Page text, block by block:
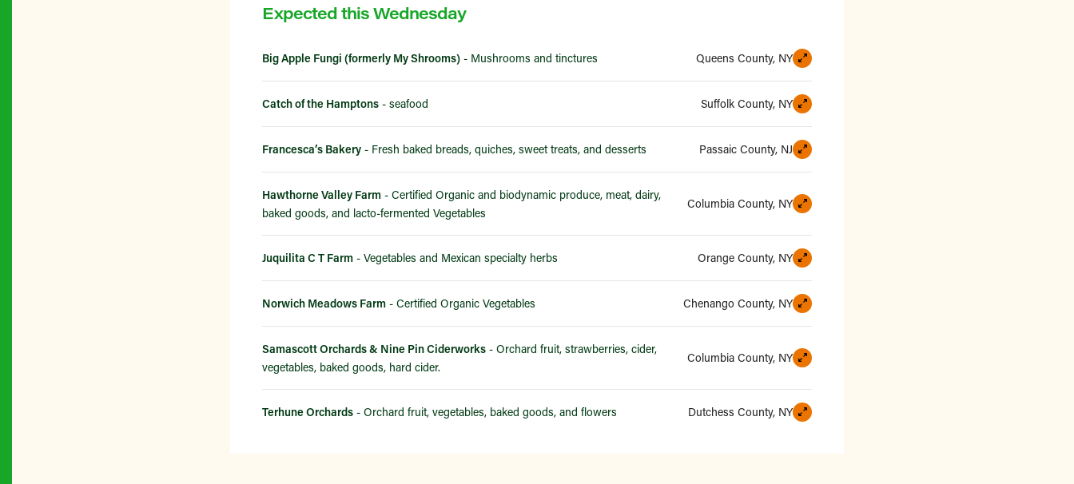
Expected this Wednesday
Big Apple Fungi (formerly My Shrooms) - Mushrooms and tinctures Queens County, NY
Catch of the Hamptons - seafood Suffolk County, NY
Francesca’s Bakery - Fresh baked breads, quiches, sweet treats, and desserts Passaic County, NJ
Hawthorne Valley Farm - Certified Organic and biodynamic produce, meat, dairy,
baked goods, and lacto-fermented Vegetables
Columbia County, NY
Juquilita C T Farm - Vegetables and Mexican specialty herbs Orange County, NY
Norwich Meadows Farm - Certified Organic Vegetables Chenango County, NY
Samascott Orchards & Nine Pin Ciderworks - Orchard fruit, strawberries, cider,
vegetables, baked goods, hard cider.
Columbia County, NY
Terhune Orchards - Orchard fruit, vegetables, baked goods, and flowers Dutchess County, NY